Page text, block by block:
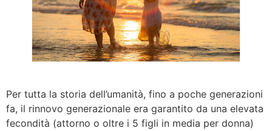
Per tutta la storia dell’umanità, fino a poche generazioni
fa, il rinnovo generazionale era garantito da una elevata
fecondità (attorno o oltre i 5 figli in media per donna)